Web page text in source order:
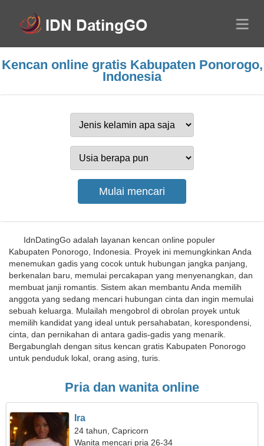
Kencan online gratis Kabupaten Ponorogo,
Indonesia
IdnDatingGo adalah layanan kencan online populer
Kabupaten Ponorogo, Indonesia. Proyek ini memungkinkan Anda
menemukan gadis yang cocok untuk hubungan jangka panjang,
berkenalan baru, memulai percakapan yang menyenangkan, dan
membuat janji romantis. Sistem akan membantu Anda memilih
anggota yang sedang mencari hubungan cinta dan ingin memulai
sebuah keluarga. Mulailah mengobrol di obrolan proyek untuk
memilih kandidat yang ideal untuk persahabatan, korespondensi,
cinta, dan pernikahan di antara gadis-gadis yang menarik.
Bergabunglah dengan situs kencan gratis Kabupaten Ponorogo
untuk penduduk lokal, orang asing, turis.
Pria dan wanita online
Ira
24 tahun, Capricorn
Wanita mencari pria 26-34